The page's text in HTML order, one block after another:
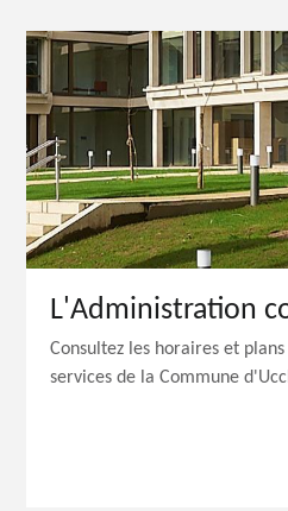
L'Administration
Consultez les horaires et
services de la Commune